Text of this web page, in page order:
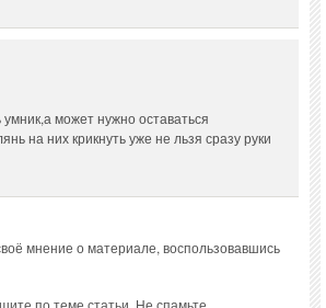
может нужно оставаться
на них крикнуть уже не льзя сразу руки
мнение о материале, воспользовавшись
по теме статьи. Не спамьте.